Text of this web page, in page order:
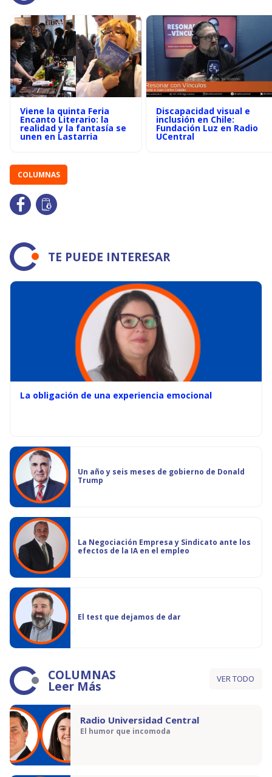
Viene la quinta Feria
Encanto Literario: la
realidad y la fantasía se
unen en Lastarria
Discapacidad visual e
inclusión en Chile:
Fundación Luz en Radio
UCentral
COLUMNAS
TE PUEDE INTERESAR
La obligación de una experiencia emocional
Un año y seis meses de gobierno de Donald
Trump
La Negociación Empresa y Sindicato ante los
efectos de la IA en el empleo
El test que dejamos de dar
COLUMNAS
Leer Más VER TODO
Radio Universidad Central
El humor que incomoda